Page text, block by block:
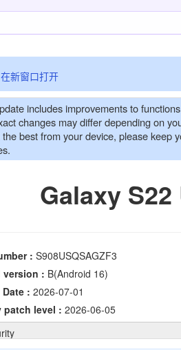
在新窗口打开